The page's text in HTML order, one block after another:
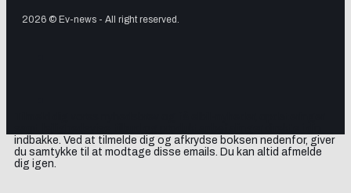
2026 © Ev-news - All right reserved.
indbakke. Ved at tilmelde dig og afkrydse boksen nedenfor, giver
du samtykke til at modtage disse emails. Du kan altid afmelde
dig igen.